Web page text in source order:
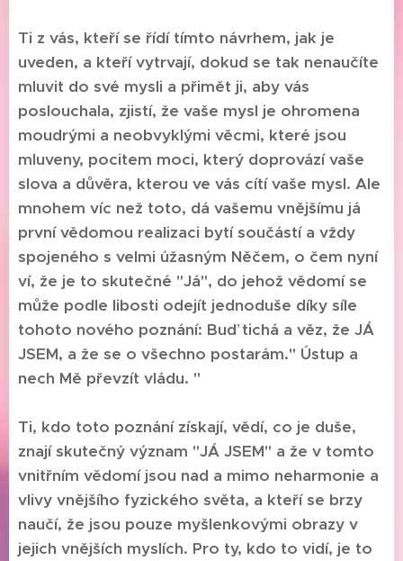
Ti z vás, kteří se řídí tímto návrhem, jak je
uveden, a kteří vytrvají, dokud se tak nenaučíte
mluvit do své mysli a přimět ji, aby vás
poslouchala, zjistí, že vaše mysl je ohromena
moudrými a neobvyklými věcmi, které jsou
mluveny, pocitem moci, který doprovází vaše
slova a důvěra, kterou ve vás cítí vaše mysl. Ale
mnohem víc než toto, dá vašemu vnějšímu já
první vědomou realizaci bytí součástí a vždy
spojeného s velmi úžasným Něčem, o čem nyní
ví, že je to skutečné "Já", do jehož vědomí se
může podle libosti odejít jednoduše díky síle
tohoto nového poznání: Buď tichá a věz, že JÁ
JSEM, a že se o všechno postarám." Ústup a
nech Mě převzít vládu. "
Ti, kdo toto poznání získají, vědí, co je duše,
znají skutečný význam "JÁ JSEM" a že v tomto
vnitřním vědomí jsou nad a mimo neharmonie a
vlivy vnějšího fyzického světa, a kteří se brzy
naučí, že jsou pouze myšlenkovými obrazy v
jejich vnějších myslích. Pro ty, kdo to vidí, je to